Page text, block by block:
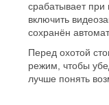
срабатывает
включить
сохранён
Перед охотой
режим, чтобы
лучше понять